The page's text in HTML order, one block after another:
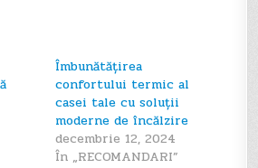
Îmbunătățirea
confortului termic al
casei tale cu soluții
moderne de încălzire
decembrie 12, 2024
În „RECOMANDARI”